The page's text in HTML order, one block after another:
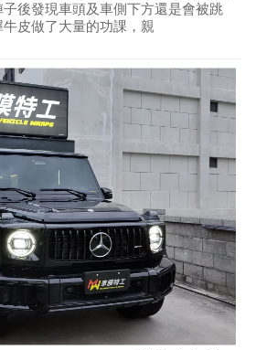
後發現車頭及車側下方還是會被跳
皮做了大量的功課，親